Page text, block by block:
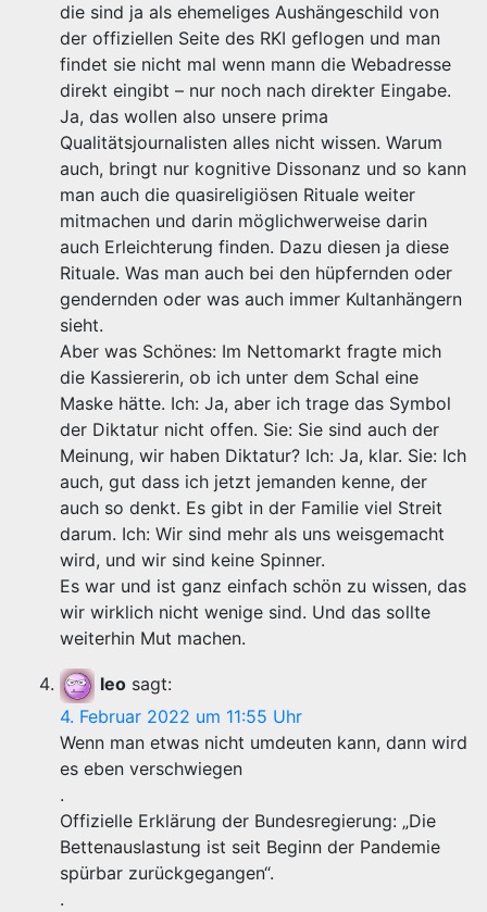
die sind ja als ehemeliges Aushängeschild von
der offiziellen Seite des RKI geflogen und man
findet sie nicht mal wenn mann die Webadresse
direkt eingibt – nur noch nach direkter Eingabe.
Ja, das wollen also unsere prima
Qualitätsjournalisten alles nicht wissen. Warum
auch, bringt nur kognitive Dissonanz und so kann
man auch die quasireligiösen Rituale weiter
mitmachen und darin möglichwerweise darin
auch Erleichterung finden. Dazu diesen ja diese
Rituale. Was man auch bei den hüpfernden oder
gendernden oder was auch immer Kultanhängern
sieht.
Aber was Schönes: Im Nettomarkt fragte mich
die Kassiererin, ob ich unter dem Schal eine
Maske hätte. Ich: Ja, aber ich trage das Symbol
der Diktatur nicht offen. Sie: Sie sind auch der
Meinung, wir haben Diktatur? Ich: Ja, klar. Sie: Ich
auch, gut dass ich jetzt jemanden kenne, der
auch so denkt. Es gibt in der Familie viel Streit
darum. Ich: Wir sind mehr als uns weisgemacht
wird, und wir sind keine Spinner.
Es war und ist ganz einfach schön zu wissen, das
wir wirklich nicht wenige sind. Und das sollte
weiterhin Mut machen.
leo sagt:
4. Februar 2022 um 11:55 Uhr
Wenn man etwas nicht umdeuten kann, dann wird
es eben verschwiegen
.
Offizielle Erklärung der Bundesregierung: „Die
Bettenauslastung ist seit Beginn der Pandemie
spürbar zurückgegangen“.
.